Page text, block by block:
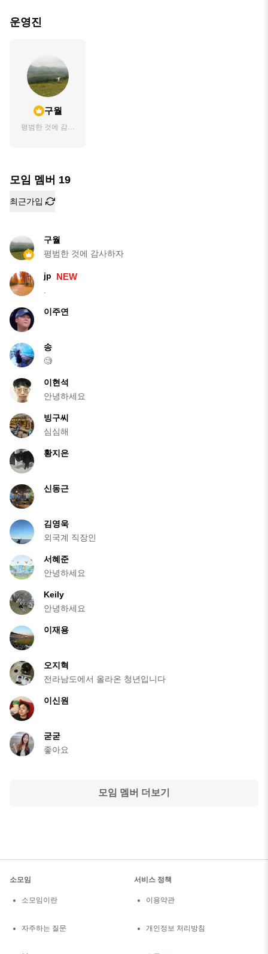
운영진
구월
평범한 것에 감사
모임 멤버 19
최근가입
구월
평범한 것에 감사하자
jp NEW
이주연
송
🧐
이현석
안녕하세요
빙구씨
심심해
황지은
신동근
김영욱
외국계 직장인
서혜준
안녕하세요
Keily
안녕하세요
이재용
오지혁
전라남도에서 올라온 청년입니다
이신원
굳굳
좋아요
모임 멤버 더보기
소모임
소모임이란
자주하는 질문
서비스 정책
이용약관
개인정보 처리방침